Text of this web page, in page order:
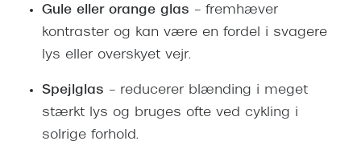
Gule eller orange glas – fremhæver
kontraster og kan være en fordel i svagere
lys eller overskyet vejr.
Spejlglas – reducerer blænding i meget
stærkt lys og bruges ofte ved cykling i
solrige forhold.